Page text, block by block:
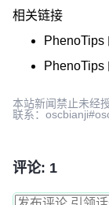
相关链接
PhenoTips
PhenoTips
本站新闻禁止未经
联系：
评论: 1